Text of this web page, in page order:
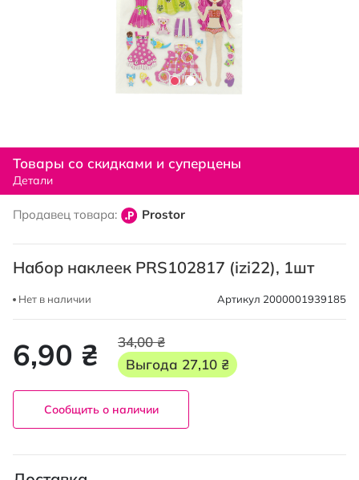
к
началу
галереи
Товары со скидками и суперцены
Детали
Продавец товара: Prostor
Набор наклеек PRS102817 (izi22), 1шт
Нет в наличии Артикул 2000001939185
6,90 ₴
34,00 ₴
Выгода 27,10 ₴
Сообщить о наличии